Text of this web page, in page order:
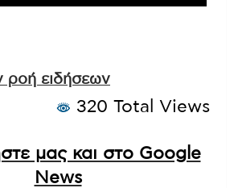
ροή ειδήσεων
320 Total Views
μας και στο Google
News